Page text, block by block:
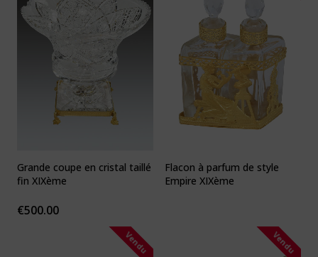
Grande coupe en cristal taillé
fin XIXème
€500.00
Flacon à parfum de style
Empire XIXème
Vendu Vendu